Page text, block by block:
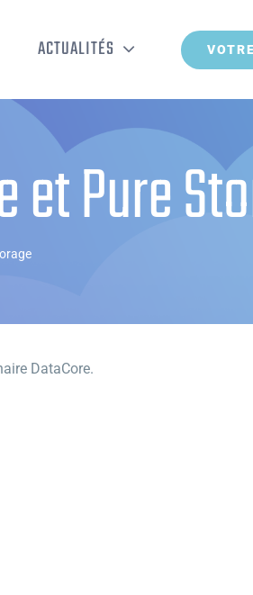
ACTUALITÉS
Pure
DataCore.